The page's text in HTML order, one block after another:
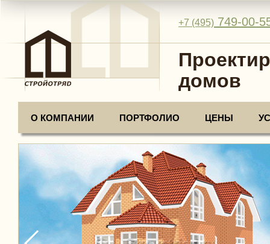
домов
+7 (495) 749-00-
О КОМПАНИИ ПОРТФОЛИО ЦЕНЫ